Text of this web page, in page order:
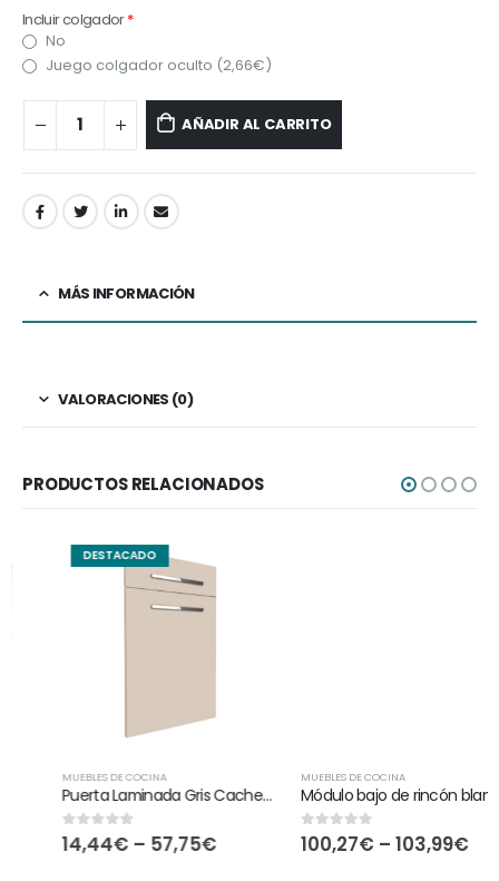
Incluir colgador*
No
Juego colgador oculto (2,66€)
AÑADIR AL CARRITO
MÁS INFORMACIÓN
VALORACIONES (0)
PRODUCTOS RELACIONADOS
DESTACADO
MUEBLES DE COCINA
Puerta Laminada Gris Cachemira
out of 5
14,44€–57,75€
MUEBLES DE COCINA
Módulo bajo de rincón blanco
out of 5
100,27€–103,99€